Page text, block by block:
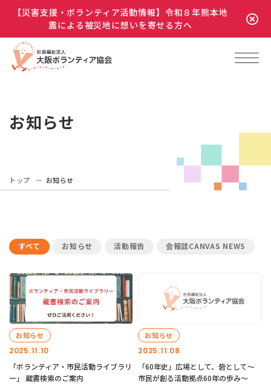
【災害支援・ボランティア活動情報】令和８年熊本地
震による被災地に想いを寄せる方へ
お知らせ
トップ お知らせ
すべて お知らせ 活動報告 会報誌CANVAS NEWS
2025.11.10
お知らせ
「ボランティア・市民活動ライブラリ
ー」 蔵書検索のご案内
2025.11.08
お知らせ
「60年史」広場として、砦として～
市民が創る活動拠点60年の歩み～